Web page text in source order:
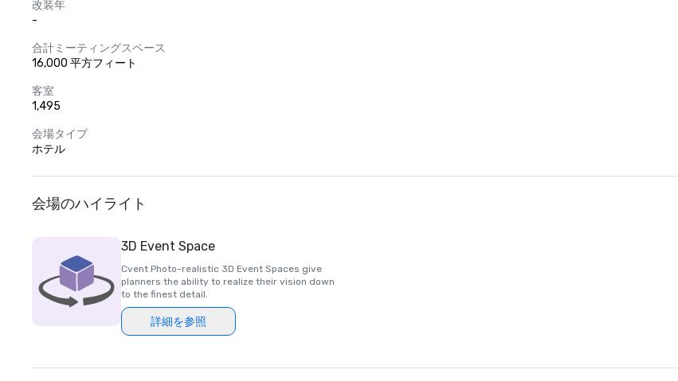
改装年
-
合計ミーティングスペース
16,000 平方フィート
客室
1,495
会場タイプ
ホテル
会場のハイライト
3D Event Space
Cvent Photo-realistic 3D Event Spaces give
planners the ability to realize their vision down
to the finest detail.
詳細を参照